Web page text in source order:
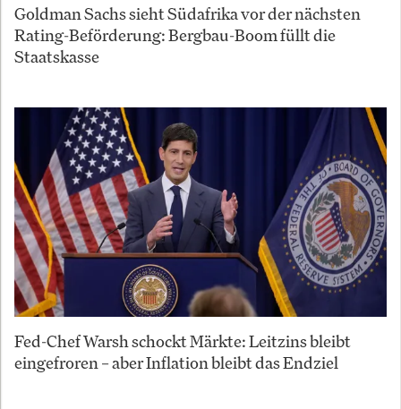
Goldman Sachs sieht Südafrika vor der nächsten
Rating-Beförderung: Bergbau-Boom füllt die
Staatskasse
Fed-Chef Warsh schockt Märkte: Leitzins bleibt
eingefroren – aber Inflation bleibt das Endziel